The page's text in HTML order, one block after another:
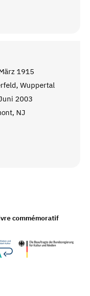
1915
Wuppertal
2003
NJ
commémoratif